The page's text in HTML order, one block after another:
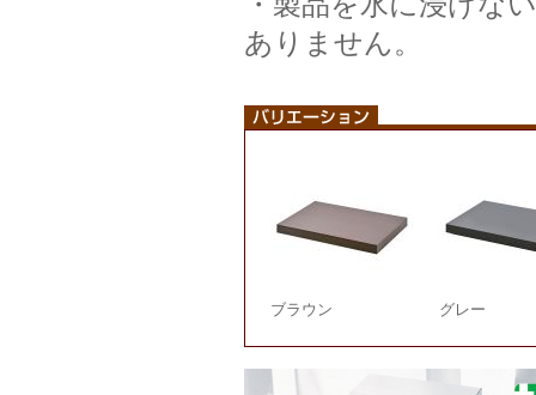
ありません。
ブラウン グレー